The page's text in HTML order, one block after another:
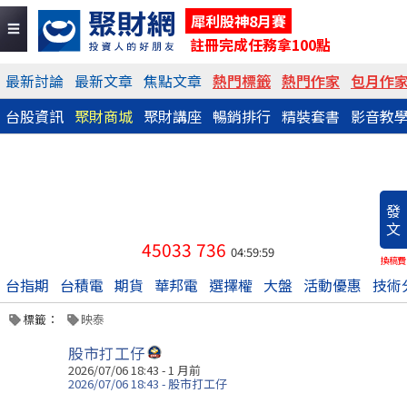
犀利股神8月賽
註冊完成任務拿100點
最新討論 最新文章 焦點文章 熱門標籤 熱門作家 包月作
台股資訊 聚財商城 聚財講座 暢銷排行 精裝套書 影音教
發
文
換稿費
45033 736 04:59:59
台指期 台積電 期貨 華邦電 選擇權 大盤 活動優惠 技術
標籤： 映泰
股市打工仔
2026/07/06 18:43 - 1 月前
2026/07/06 18:43 - 股市打工仔